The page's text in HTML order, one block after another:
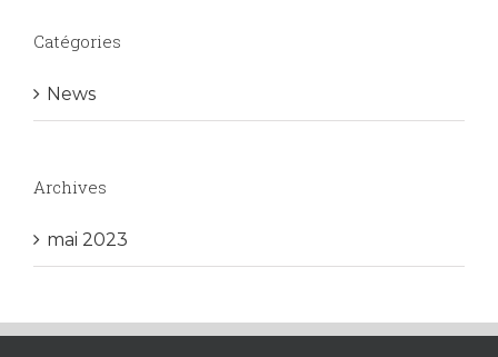
Catégories
News
Archives
mai 2023